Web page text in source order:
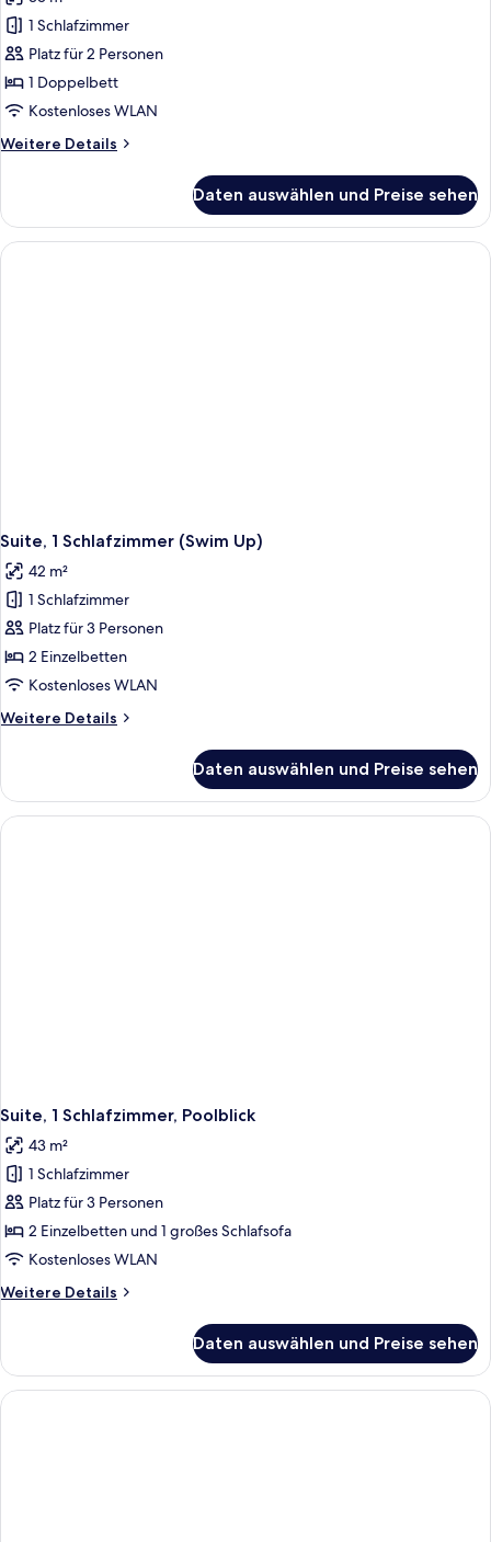
1 Schlafzimmer
Platz für 2 Personen
1 Doppelbett
Kostenloses WLAN
Weitere Details
Weitere
Daten auswählen und Preise sehen
Suite, 1 Schlafzimmer (Swim Up)
42 m²
1 Schlafzimmer
Platz für 3 Personen
2 Einzelbetten
Kostenloses WLAN
Weitere Details
Weitere
1
Schlafzimmer
(Swim
Daten auswählen und Preise sehen
Suite, 1 Schlafzimmer, Poolblick
43 m²
1 Schlafzimmer
Platz für 3 Personen
2 Einzelbetten und 1 großes Schlafsofa
Kostenloses WLAN
Weitere Details
Weitere
1
Schlafzimmer,
Poolblick
Daten auswählen und Preise sehen